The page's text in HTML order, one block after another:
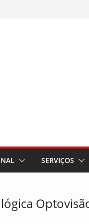
SERVIÇOS